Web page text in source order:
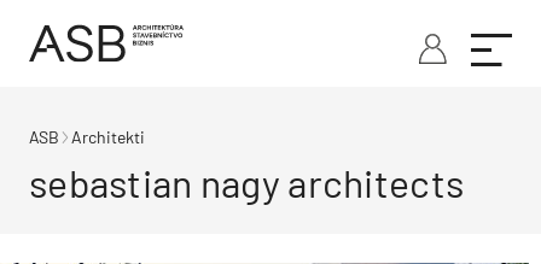
ASB Architekti
sebastian nagy architects